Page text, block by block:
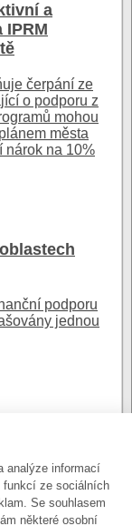
a
IPRM
čerpání ze
o podporu z
mohou
města
nárok na 10%
podporu
jednou
Využití
ZŠ podle
analýze informací
funkcí ze sociálních
Se souhlasem
některé osobní